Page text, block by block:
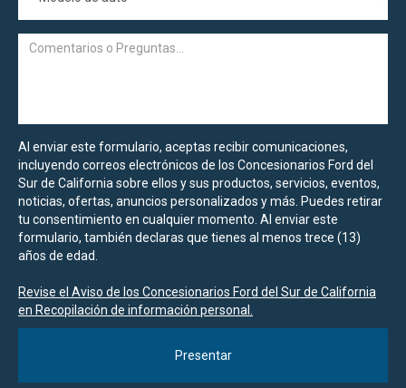
Al enviar este formulario, aceptas recibir comunicaciones,
incluyendo correos electrónicos de los Concesionarios Ford del
Sur de California sobre ellos y sus productos, servicios, eventos,
noticias, ofertas, anuncios personalizados y más. Puedes retirar
tu consentimiento en cualquier momento. Al enviar este
formulario, también declaras que tienes al menos trece (13)
años de edad.
Revise el Aviso de los Concesionarios Ford del Sur de California
en Recopilación de información personal.